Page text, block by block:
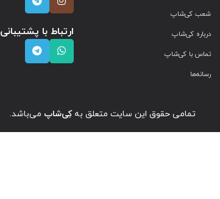
شعب کی‌شاپ
درباره کی‌شاپ
تماس با کی‌شاپ
رسانه‌ها
ارتباط با پشتیبانی
تمامی حقوق این سایت متعلق بهکِی‌شاپ می‌باشد.